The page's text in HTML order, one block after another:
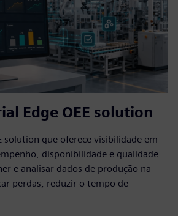
Edge OEE solution
solution que oferece visibilidade em
disponibilidade e qualidade
e analisar dados de produção na
perdas, reduzir o tempo de